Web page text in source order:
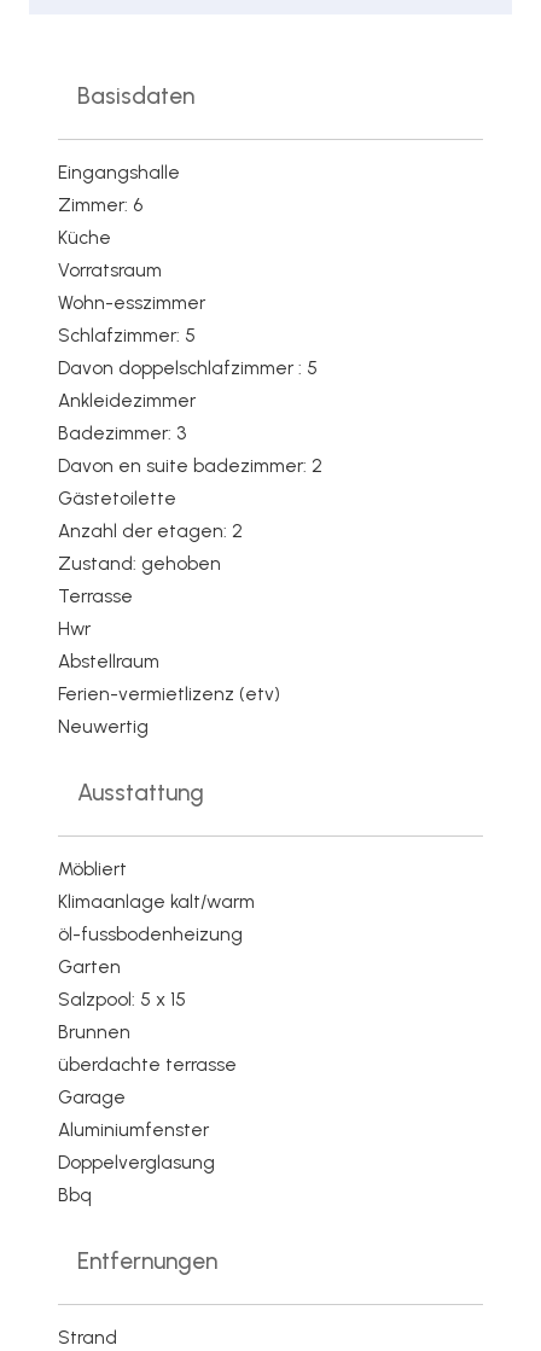
Basisdaten
Eingangshalle
Zimmer: 6
Küche
Vorratsraum
Wohn-esszimmer
Schlafzimmer: 5
Davon doppelschlafzimmer : 5
Ankleidezimmer
Badezimmer: 3
Davon en suite badezimmer: 2
Gästetoilette
Anzahl der etagen: 2
Zustand: gehoben
Terrasse
Hwr
Abstellraum
Ferien-vermietlizenz (etv)
Neuwertig
Ausstattung
Möbliert
Klimaanlage kalt/warm
öl-fussbodenheizung
Garten
Salzpool: 5 x 15
Brunnen
überdachte terrasse
Garage
Aluminiumfenster
Doppelverglasung
Bbq
Entfernungen
Strand